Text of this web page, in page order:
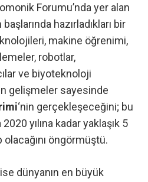
Forumu’nda yer alan
başlarında hazırladıkları bir
makine öğrenimi,
robotlar,
ve biyoteknoloji
gelişmeler sayesinde
‘nin gerçekleşeceğini; bu
yılına kadar yaklaşık 5
öngörmüştü.
ise dünyanın en büyük